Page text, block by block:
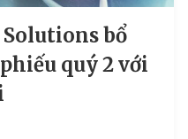
Solutions bổ
quý 2 với